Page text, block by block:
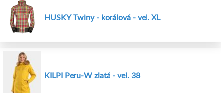
HUSKY Twiny - korálová - vel. XL
KILPI Peru-W zlatá - vel. 38